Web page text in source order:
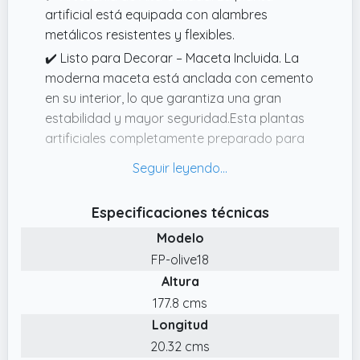
artificial está equipada con alambres
metálicos resistentes y flexibles.
✔️ Listo para Decorar – Maceta Incluida. La
moderna maceta está anclada con cemento
en su interior, lo que garantiza una gran
estabilidad y mayor seguridad.Esta plantas
artificiales completamente preparado para
el salón, dormitorio, oficina o patio.
✔️ 🪵Olivo Ultrarealista de 180 cm. Con
aceitunas pintadas esta olivo planta artificial
a mano y hojas botánicamente precisas,
este olivo artificial ofrece un aspecto
increíblemente realista, casi indistinguible de
uno natural, aportando un toque auténtico a
Especificaciones técnicas
Modelo
FP-olive18
Altura
177.8 cms
Longitud
20.32 cms